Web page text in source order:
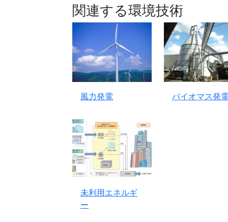
関連する環境技術
風力発電 バイオマス発
未利用エネルギ
ー